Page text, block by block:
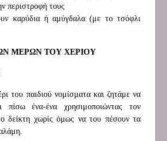
περιστροφή τους
καρύδια ή αμύγδαλα (με το τσόφλι
ΜΕΡΩΝ ΤΟΥ ΧΕΡΙΟΥ
του παιδιού νομίσματα και ζητάμε να
ένα-ένα χρησιμοποιώντας τον
δείκτη χωρίς όμως να του πέσουν τα